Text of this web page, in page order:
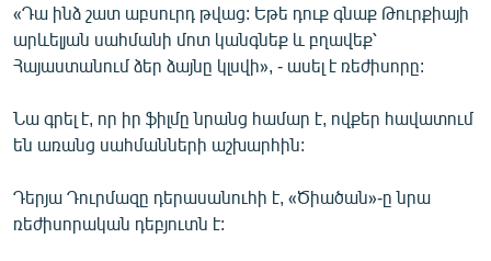
«Դա ինձ շատ աբսուրդ թվաց: Եթե դուք գնաք Թուրքիայի
արևելյան սահմանի մոտ կանգնեք և բղավեք՝
Հայաստանում ձեր ձայնը կլսվի», - ասել է ռեժիսորը:
Նա գրել է, որ իր ֆիլմը նրանց համար է, ովքեր հավատում
են առանց սահմանների աշխարհին:
Դերյա Դուրմազը դերասանուհի է, «Ծիածան»-ը նրա
ռեժիսորական դեբյուտն է: